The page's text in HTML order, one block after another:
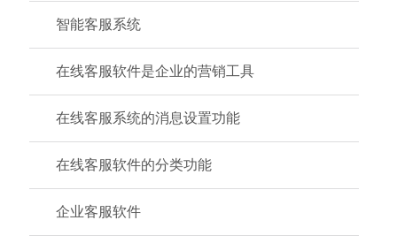
智能客服系统
在线客服软件是企业的营销工具
在线客服系统的消息设置功能
在线客服软件的分类功能
企业客服软件